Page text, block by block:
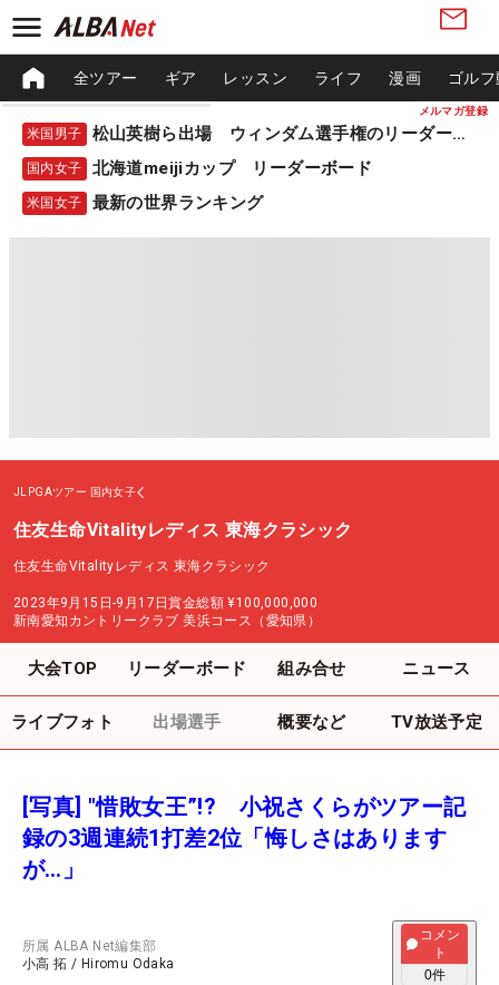
メルマガ登録
全ツアー ギア レッスン ライフ 漫画 ゴル
米国男子 松山英樹ら出場 ウィンダム選手権のリーダーボード
国内女子 北海道meijiカップ リーダーボード
米国女子 最新の世界ランキング
JLPGAツアー 国内女子
住友生命Vitalityレディス 東海クラシック
住友生命Vitalityレディス 東海クラシック
2023年9月15日-9月17日賞金総額 ¥100,000,000
新南愛知カントリークラブ 美浜コース（愛知県）
大会TOP リーダーボード 組み合せ ニュース
ライブフォト 出場選手 概要など TV放送予定
[写真] "惜敗女王”!? 小祝さくらがツアー記
録の3週連続1打差2位「悔しさはあります
が…」
所属ALBA Net編集部
小高 拓 / Hiromu Odaka
コメン
ト
0件